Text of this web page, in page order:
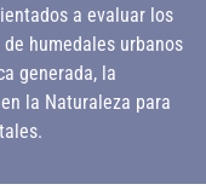
a evaluar los
humedales urbanos
generada, la
la Naturaleza para